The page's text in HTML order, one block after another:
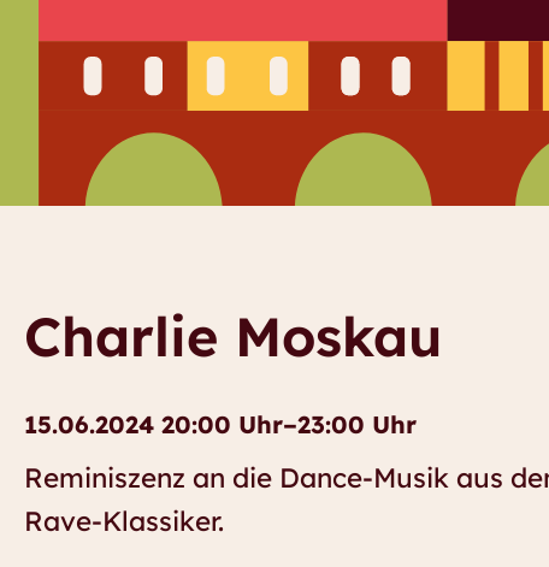
Charlie Moskau
15.06.2024 20:00 Uhr–23:00 Uhr
Reminiszenz an die Dance-Musik aus
Rave-Klassiker.